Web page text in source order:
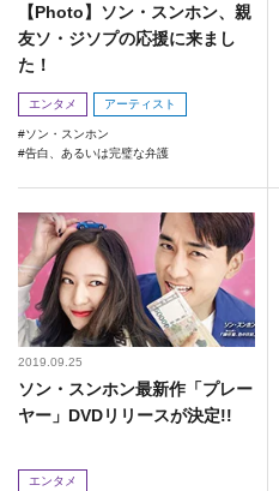
【Photo】ソン・スンホン、親
友ソ・ジソプの応援に来まし
た！
エンタメ アーティスト
ソン・スンホン
告白、あるいは完璧な弁護
2019.09.25
ソン・スンホン最新作「プレー
ヤー」DVDリリースが決定!!
エンタメ